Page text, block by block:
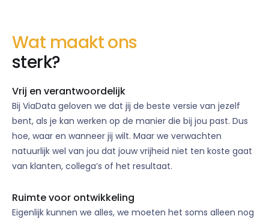
Wat maakt ons
sterk?
Vrij en verantwoordelijk
Bij ViaData geloven we dat jij de beste versie van jezelf
bent, als je kan werken op de manier die bij jou past. Dus
hoe, waar en wanneer jij wilt. Maar we verwachten
natuurlijk wel van jou dat jouw vrijheid niet ten koste gaat
van klanten, collega’s of het resultaat.
Ruimte voor ontwikkeling
Eigenlijk kunnen we alles, we moeten het soms alleen nog